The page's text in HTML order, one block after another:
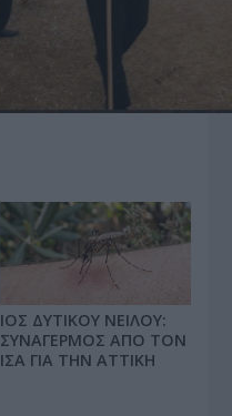
ΙΟΣ ΔΥΤΙΚΟΥ ΝΕΙΛΟΥ:
ΣΥΝΑΓΕΡΜΟΣ ΑΠΟ ΤΟΝ
ΙΣΑ ΓΙΑ ΤΗΝ ΑΤΤΙΚΗ